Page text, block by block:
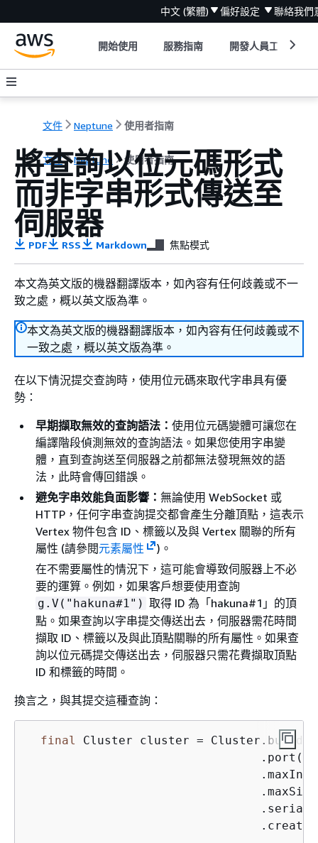
中文 (繁體) 偏好設定 聯絡我們
開始使用 服務指南 開發人員工具
文件 Neptune 使用者指南
文件 Neptune 使用者指南
將查詢以位元碼形式
而非字串形式傳送至
伺服器
PDF RSS Markdown 焦點模式
本文為英文版的機器翻譯版本，如內容有任何歧義或不一
致之處，概以英文版為準。
本文為英文版的機器翻譯版本，如內容有任何歧義或不
一致之處，概以英文版為準。
在以下情況提交查詢時，使用位元碼來取代字串具有優
勢：
早期擷取無效的查詢語法： 使用位元碼變體可讓您在
編譯階段偵測無效的查詢語法。如果您使用字串變
體，直到查詢送至伺服器之前都無法發現無效的語
法，此時會傳回錯誤。
避免字串效能負面影響： 無論使用 WebSocket 或
HTTP，任何字串查詢提交都會產生分離頂點，這表示
Vertex 物件包含 ID、標籤以及與 Vertex 關聯的所有
屬性 (請參閱元素屬性
)。
在不需要屬性的情況下，這可能會導致伺服器上不必
要的運算。例如，如果客戶想要使用查詢
g.V("hakuna#1") 取得 ID 為「hakuna#1」的頂
點。如果查詢以字串提交傳送出去，伺服器需花時間
擷取 ID、標籤以及與此頂點關聯的所有屬性。如果查
詢以位元碼提交傳送出去，伺服器只需花費擷取頂點
ID 和標籤的時間。
換言之，與其提交這種查詢：
final Cluster cluster = Cluster.build(
                                 .port(